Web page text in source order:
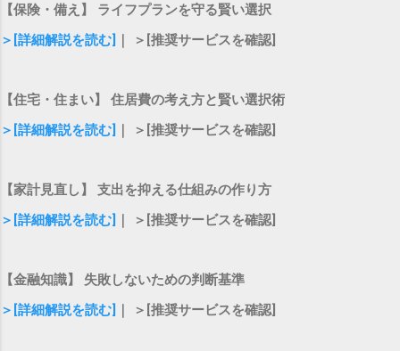
【保険・備え】 ライフプランを守る賢い選択
＞[詳細解説を読む]
｜ ＞[推奨サービスを確認]
【住宅・住まい】 住居費の考え方と賢い選択術
＞[詳細解説を読む]
｜ ＞[推奨サービスを確認]
【家計見直し】 支出を抑える仕組みの作り方
＞[詳細解説を読む]
｜ ＞[推奨サービスを確認]
【金融知識】 失敗しないための判断基準
＞[詳細解説を読む]
｜ ＞[推奨サービスを確認]